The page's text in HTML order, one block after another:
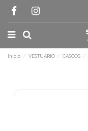
Inicio VESTUARIO CASCOS
GIRO SYNTHE